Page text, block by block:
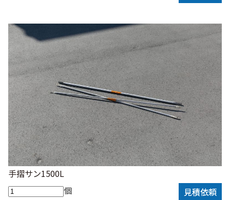
手摺サン1500L
個
見積依頼